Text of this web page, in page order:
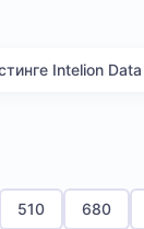
Intelion
510 680